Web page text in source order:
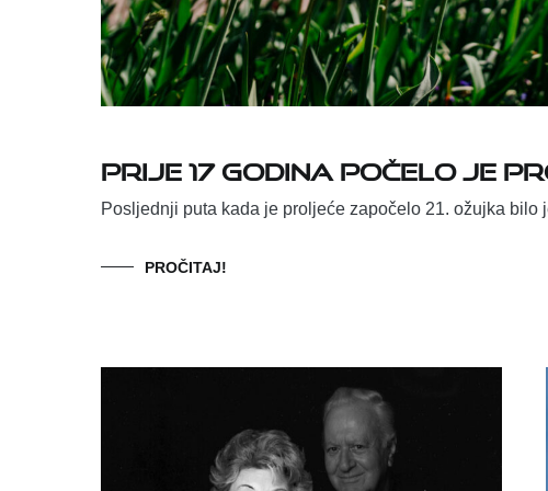
Prije 17 godina počelo je
Posljednji puta kada je proljeće započelo 21. ožujka bilo
PROČITAJ!